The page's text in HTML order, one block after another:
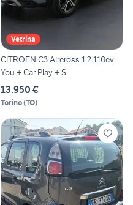
Vetrina
CITROEN C3 Aircross 1.2 110cv
You + Car Play + S
13.950 €
Torino(TO)